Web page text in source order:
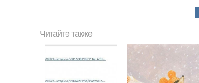
Читайте также